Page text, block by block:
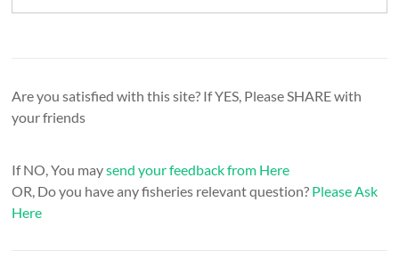
Are you satisfied with this site? If YES, Please SHARE with
your friends
If NO, You maysend your feedback from Here
OR, Do you have any fisheries relevant question? Please Ask
Here